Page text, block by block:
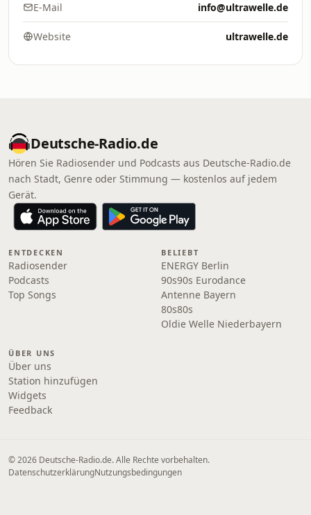
E-Mail info@ultrawelle.de
Website ultrawelle.de
Deutsche-Radio.de
Hören Sie Radiosender und Podcasts aus Deutsche-Radio.de
nach Stadt, Genre oder Stimmung — kostenlos auf jedem
Gerät.
ENTDECKEN
Radiosender
Podcasts
Top Songs
BELIEBT
ENERGY Berlin
90s90s Eurodance
Antenne Bayern
80s80s
Oldie Welle Niederbayern
ÜBER UNS
Über uns
Station hinzufügen
Widgets
Feedback
© 2026 Deutsche-Radio.de. Alle Rechte vorbehalten.
DatenschutzerklärungNutzungsbedingungen